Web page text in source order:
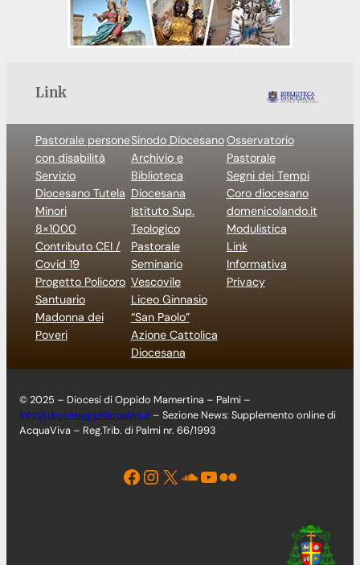
Link
Pastorale persone
con disabilità
Servizio
Diocesano Tutela
Minori
8×1000
Contributo CEI /
Covid 19
Progetto Policoro
Santuario
Madonna dei
Poveri
Sinodo Diocesano
Archivio e
Biblioteca
Diocesana
Istituto Sup.
Teologico
Pastorale
Seminario
Vescovile
Liceo Ginnasio
“San Paolo”
Azione Cattolica
Diocesana
Osservatorio
Pastorale
Segni dei Tempi
Coro diocesano
domenicolando.it
Modulistica
Link
Informativa
Privacy
© 2025 – Diocesi di Oppido Mamertina – Palmi –
info@diocesioppidopalmi.it – Sezione News: Supplemento online di
AcquaViva – Reg.Trib. di Palmi nr. 66/1993
Facebook Instagram X Soundcloud YouTube Flickr